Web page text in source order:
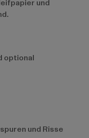
und
optional
und Risse